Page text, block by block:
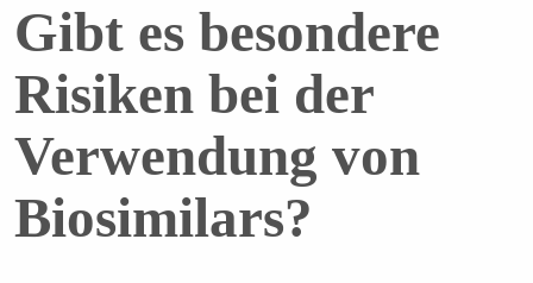
Gibt es besondere
Risiken bei der
Verwendung von
Biosimilars?